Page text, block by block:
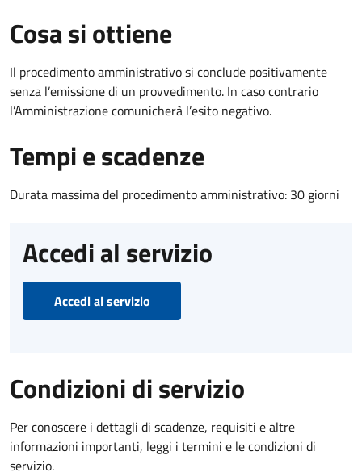
Cosa si ottiene
Il procedimento amministrativo si conclude positivamente
senza l’emissione di un provvedimento. In caso contrario
l’Amministrazione comunicherà l’esito negativo.
Tempi e scadenze
Durata massima del procedimento amministrativo: 30 giorni
Accedi al servizio
Accedi al servizio
Condizioni di servizio
Per conoscere i dettagli di scadenze, requisiti e altre
informazioni importanti, leggi i termini e le condizioni di
servizio.